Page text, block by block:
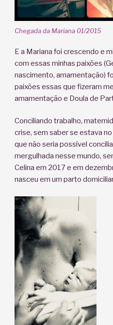
Chegada da Mariana 01/2015
E a Mariana foi crescendo e
com essas minhas paixões
nascimento, amamentação)
paixões essas que fizeram
amamentação e Doula de
Conciliando trabalho,
crise, sem saber se estava
que não seria possível
mergulhada nesse mundo,
Celina em 2017 e em
nasceu em um parto